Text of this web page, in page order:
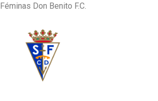
Féminas Don Benito F.C.